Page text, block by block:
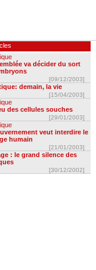
va décider du sort
[09/12/2003]
demain, la vie
[15/04/2003]
des cellules souches
[29/01/2003]
veut interdire le
humain
[21/01/2003]
: le grand silence des
[30/12/2002]